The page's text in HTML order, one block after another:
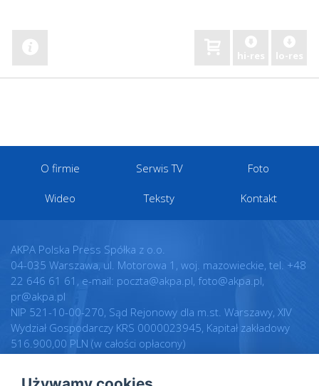
hi-res lo-res
O firmie Serwis TV Foto
Wideo Teksty Kontakt
AKPA Polska Press Spółka z o.o.
04-035 Warszawa, ul. Motorowa 1, woj. mazowieckie, tel. +48
22 646 61 61, e-mail: poczta@akpa.pl, foto@akpa.pl,
pr@akpa.pl
NIP 521-10-00-270, Sąd Rejonowy dla m.st. Warszawy, XIV
Wydział Gospodarczy KRS 0000023945, Kapitał zakładowy
516.900,00 PLN (w całości opłacony)